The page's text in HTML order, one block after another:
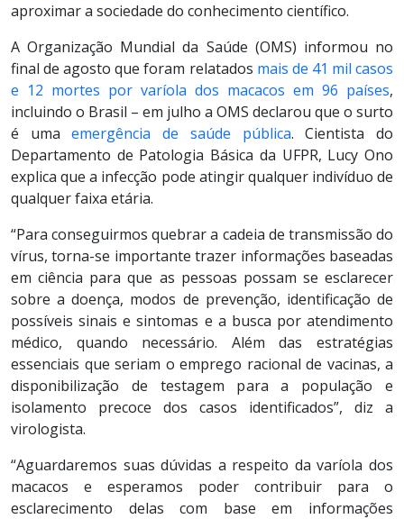
aproximar a sociedade do conhecimento científico.
A Organização Mundial da Saúde (OMS) informou no
final de agosto que foram relatados mais de 41 mil casos
e 12 mortes por varíola dos macacos em 96 países,
incluindo o Brasil – em julho a OMS declarou que o surto
é umaemergência de saúde pública. Cientista do
Departamento de Patologia Básica da UFPR, Lucy Ono
explica que a infecção pode atingir qualquer indivíduo de
qualquer faixa etária.
“Para conseguirmos quebrar a cadeia de transmissão do
vírus, torna-se importante trazer informações baseadas
em ciência para que as pessoas possam se esclarecer
sobre a doença, modos de prevenção, identificação de
possíveis sinais e sintomas e a busca por atendimento
médico, quando necessário. Além das estratégias
essenciais que seriam o emprego racional de vacinas, a
disponibilização de testagem para a população e
isolamento precoce dos casos identificados”, diz a
virologista.
“Aguardaremos suas dúvidas a respeito da varíola dos
macacos e esperamos poder contribuir para o
esclarecimento delas com base em informações